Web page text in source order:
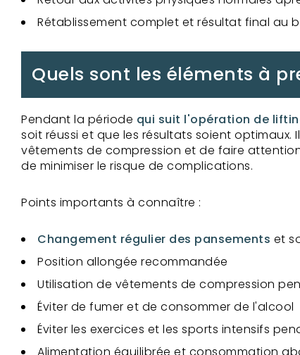
Rétablissement complet et résultat final au
Quels sont les éléments à
Pendant la période qui suit l'opération de
soit réussi et que les résultats soient
vêtements de compression et de faire
de minimiser le risque de complications.
Points importants à connaître :
Changement régulier des pansements et
Position allongée recommandée
Utilisation de vêtements de compression
Éviter de fumer et de consommer de l'alcool
Éviter les exercices et les sports intensifs